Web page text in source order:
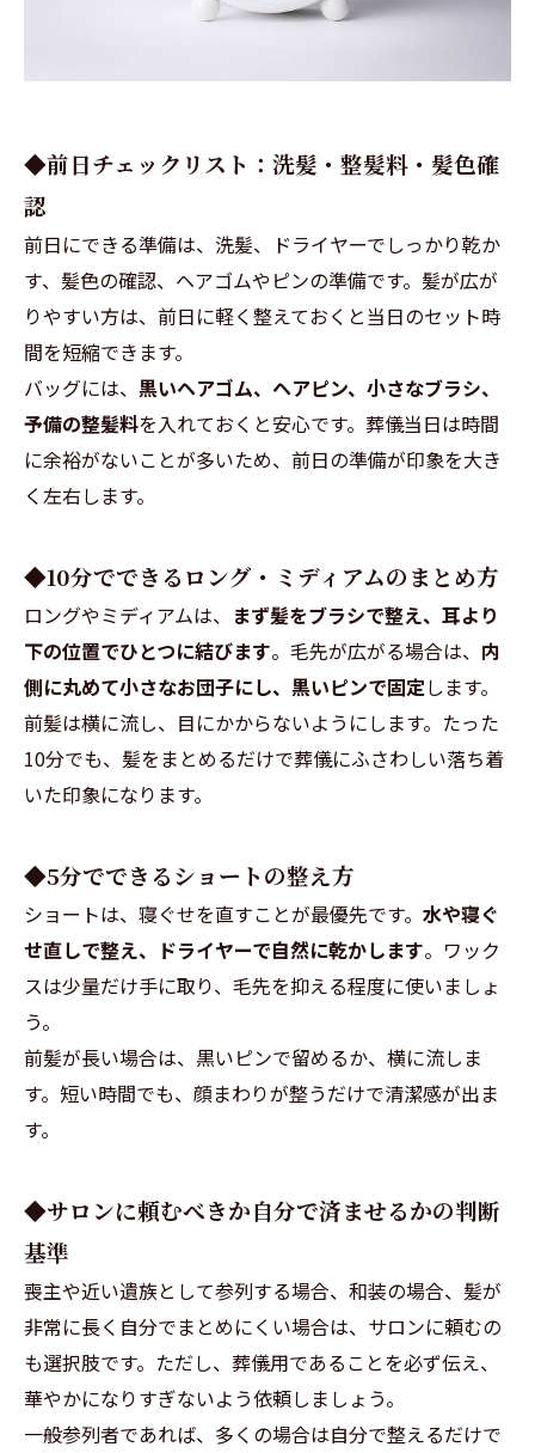
◆前日チェックリスト：洗髪・整髪料・髪色確
認
前日にできる準備は、洗髪、ドライヤーでしっかり乾か
す、髪色の確認、ヘアゴムやピンの準備です。髪が広が
りやすい方は、前日に軽く整えておくと当日のセット時
間を短縮できます。
バッグには、 黒いヘアゴム、ヘアピン、小さなブラシ、
予備の整髪料を入れておくと安心です。葬儀当日は時間
に余裕がないことが多いため、前日の準備が印象を大き
く左右します。
◆10分でできるロング・ミディアムのまとめ方
ロングやミディアムは、 まず髪をブラシで整え、耳より
下の位置でひとつに結びます。毛先が広がる場合は、 内
側に丸めて小さなお団子にし、黒いピンで固定します。
前髪は横に流し、目にかからないようにします。たった
10分でも、髪をまとめるだけで葬儀にふさわしい落ち着
いた印象になります。
◆5分でできるショートの整え方
ショートは、寝ぐせを直すことが最優先です。 水や寝ぐ
せ直しで整え、ドライヤーで自然に乾かします。ワック
スは少量だけ手に取り、毛先を抑える程度に使いましょ
う。
前髪が長い場合は、黒いピンで留めるか、横に流しま
す。短い時間でも、顔まわりが整うだけで清潔感が出ま
す。
◆サロンに頼むべきか自分で済ませるかの判断
基準
喪主や近い遺族として参列する場合、和装の場合、髪が
非常に長く自分でまとめにくい場合は、サロンに頼むの
も選択肢です。ただし、葬儀用であることを必ず伝え、
華やかになりすぎないよう依頼しましょう。
一般参列者であれば、多くの場合は自分で整えるだけで